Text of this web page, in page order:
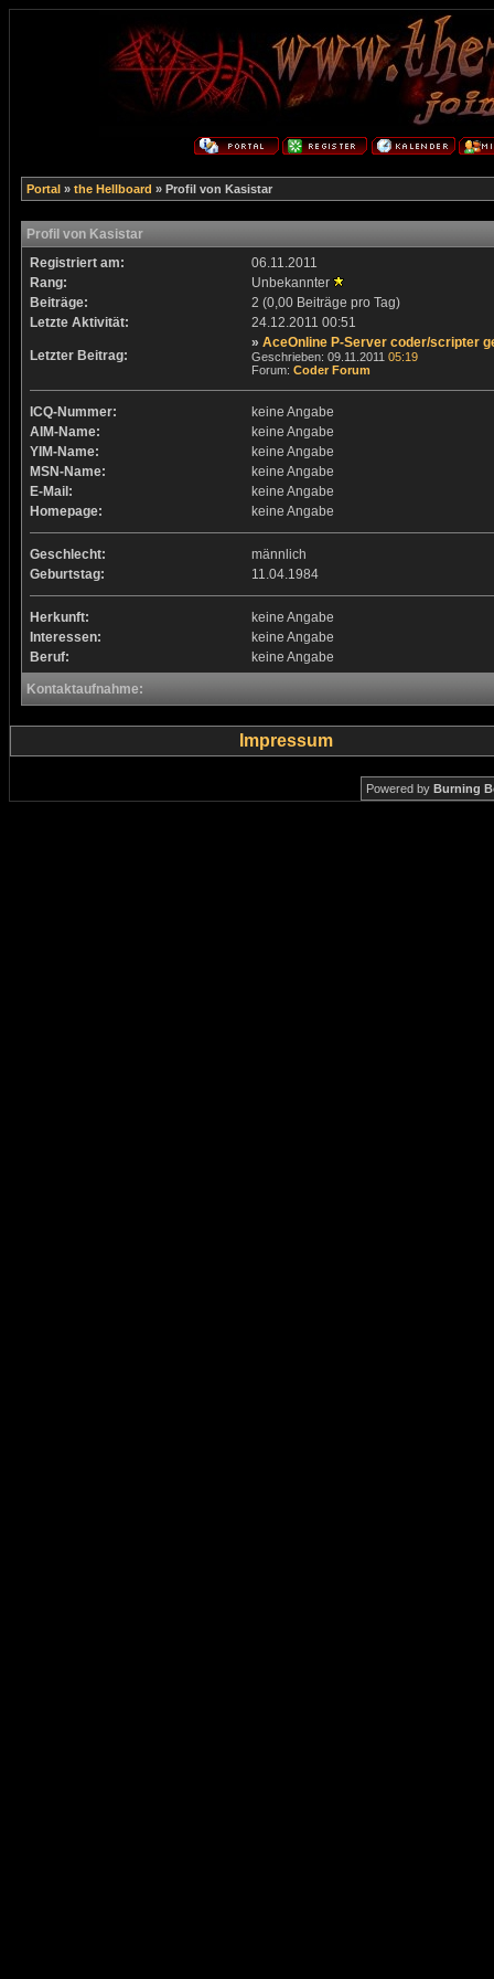
Portal » the Hellboard » Profil von Kasistar
Profil von Kasistar
Registriert am:
06.11.2011
Rang:
Unbekannter
Beiträge:
2 (0,00 Beiträge pro Tag)
Letzte Aktivität:
24.12.2011 00:51
Letzter Beitrag:
» AceOnline P-Server coder/scripter
Geschrieben: 09.11.2011 05:19
Forum: Coder Forum
ICQ-Nummer:
keine Angabe
AIM-Name:
keine Angabe
YIM-Name:
keine Angabe
MSN-Name:
keine Angabe
E-Mail:
keine Angabe
Homepage:
keine Angabe
Geschlecht:
männlich
Geburtstag:
11.04.1984
Herkunft:
keine Angabe
Interessen:
keine Angabe
Beruf:
keine Angabe
Kontaktaufnahme:
Impressum
Powered by Burning